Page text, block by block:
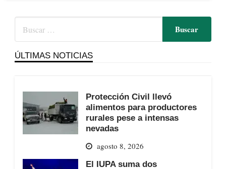
ÚLTIMAS NOTICIAS
Protección Civil llevó
alimentos para productores
rurales pese a intensas
nevadas
agosto 8, 2026
El IUPA suma dos